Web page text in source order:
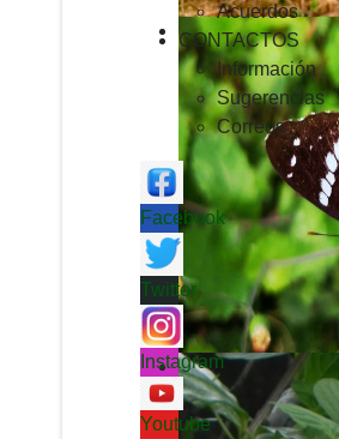
Acuerdos
CONTACTOS
Información
Sugerencias
Correos
Facebook
Twitter
Instagram
Youtube